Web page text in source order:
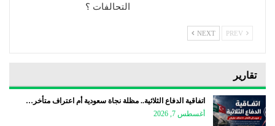
التحالفات ؟
NEXT
تقارير
اتفاقية الدفاع الثلاثية.. مظلة نجاة سعودية أم اعتراف متأخر…
أغسطس 7, 2026